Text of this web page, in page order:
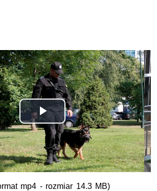
psy w służbie na rzecz
Odtwórz
wideo
mp4 - rozmiar 14.3 MB)